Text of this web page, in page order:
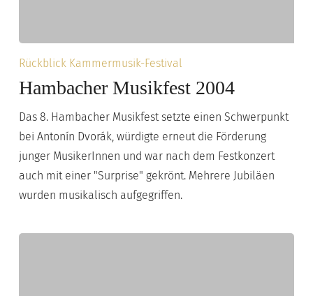
Hambacher
Musikfest
Rückblick Kammermusik-Festival
Hambacher Musikfest 2004
Das 8. Hambacher Musikfest setzte einen Schwerpunkt
bei Antonín Dvorák, würdigte erneut die Förderung
junger MusikerInnen und war nach dem Festkonzert
auch mit einer "Surprise" gekrönt. Mehrere Jubiläen
wurden musikalisch aufgegriffen.